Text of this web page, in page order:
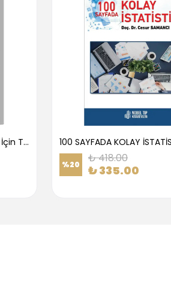
1.Basamakta Çalışan Hekimler İçin Temel Obstetrik Ve Jinekoloji Bilgisi 100 SAYFADA KOLAY
%20 ₺ 418.00
₺ 335.00